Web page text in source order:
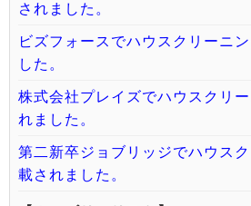
されました。
ビズフォースでハウスクリーニ
した。
株式会社プレイズでハウスクリ
れました。
第二新卒ジョブリッジでハウス
載されました。